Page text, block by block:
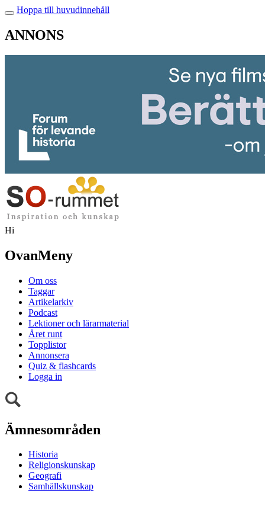
Hoppa till huvudinnehåll
ANNONS
Hi
OvanMeny
Om oss
Taggar
Artikelarkiv
Podcast
Lektioner och lärarmaterial
Året runt
Topplistor
Annonsera
Quiz & flashcards
Logga in
Ämnesområden
Historia
Religionskunskap
Geografi
Samhällskunskap